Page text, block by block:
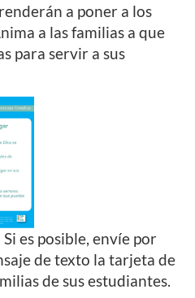
a poner a los
a las familias a que
para servir a sus
Si es posible, envíe por
de texto la tarjeta de
de sus estudiantes.